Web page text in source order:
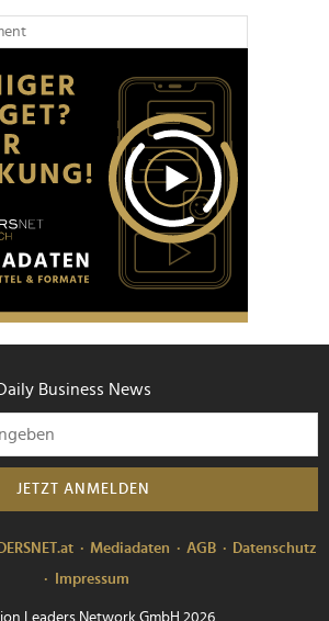
Business News
JETZT ANMELDEN
Mediadaten AGB
Datenschutz
Impressum